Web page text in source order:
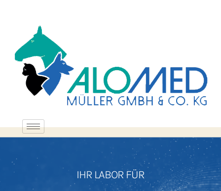
IHR LABOR FÜR